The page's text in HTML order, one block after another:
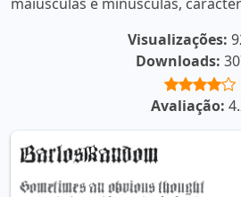
Visualizações:
Downloads:
Avaliação: